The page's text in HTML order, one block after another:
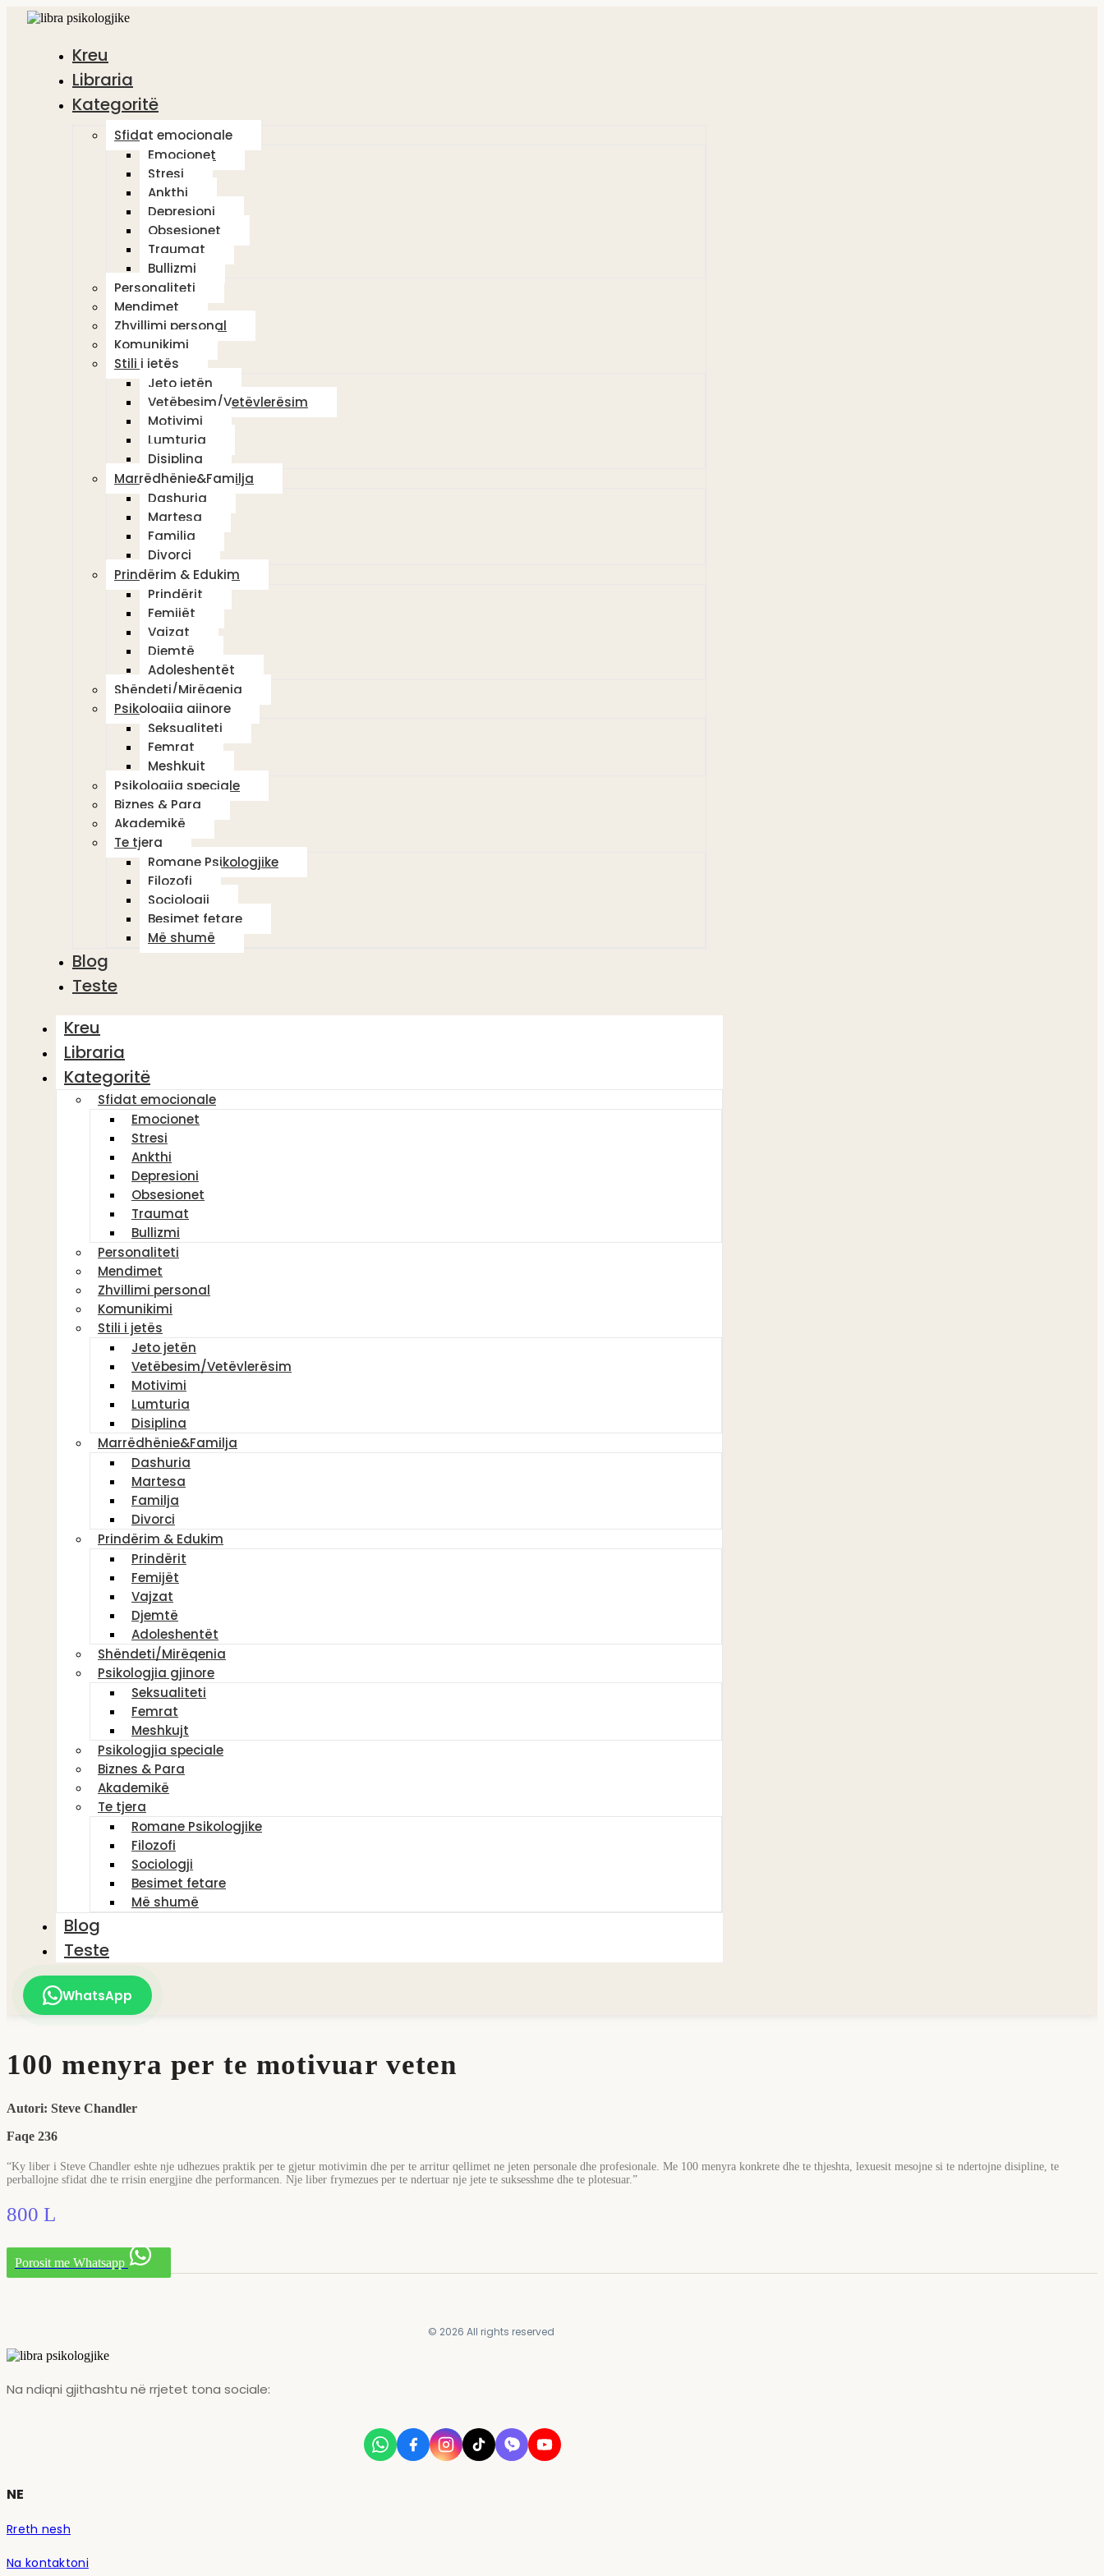
Kreu
Libraria
Kategoritë
Sfidat emocionale
Emocionet
Stresi
Ankthi
Depresioni
Obsesionet
Traumat
Bullizmi
Personaliteti
Mendimet
Zhvillimi personal
Komunikimi
Stili i jetës
Jeto jetën
Vetëbesim/Vetëvlerësim
Motivimi
Lumturia
Disiplina
Marrëdhënie&Familja
Dashuria
Martesa
Familja
Divorci
Prindërim & Edukim
Prindërit
Femijët
Vajzat
Djemtë
Adoleshentët
Shëndeti/Mirëqenia
Psikologjia gjinore
Seksualiteti
Femrat
Meshkujt
Psikologjia speciale
Biznes & Para
Akademikë
Te tjera
Romane Psikologjike
Filozofi
Sociologji
Besimet fetare
Më shumë
Blog
Teste
Kreu
Libraria
Kategoritë
Sfidat emocionale
Emocionet
Stresi
Ankthi
Depresioni
Obsesionet
Traumat
Bullizmi
Personaliteti
Mendimet
Zhvillimi personal
Komunikimi
Stili i jetës
Jeto jetën
Vetëbesim/Vetëvlerësim
Motivimi
Lumturia
Disiplina
Marrëdhënie&Familja
Dashuria
Martesa
Familja
Divorci
Prindërim & Edukim
Prindërit
Femijët
Vajzat
Djemtë
Adoleshentët
Shëndeti/Mirëqenia
Psikologjia gjinore
Seksualiteti
Femrat
Meshkujt
Psikologjia speciale
Biznes & Para
Akademikë
Te tjera
Romane Psikologjike
Filozofi
Sociologji
Besimet fetare
Më shumë
Blog
Teste
WhatsApp
100 menyra per te motivuar veten
Autori: Steve Chandler
Faqe 236
“Ky liber i Steve Chandler eshte nje udhezues praktik per te gjetur motivimin dhe per te arritur qellimet ne jeten personale dhe profesionale. Me 100 menyra konkrete dhe te thjeshta, lexuesit mesojne si te ndertojne disipline, te
perballojne sfidat dhe te rrisin energjine dhe performancen. Nje liber frymezues per te ndertuar nje jete te suksesshme dhe te plotesuar.”
800 L
Porosit me Whatsapp
© 2026 All rights reserved
Na ndiqni gjithashtu në rrjetet tona sociale:
NE
Rreth nesh
Na kontaktoni